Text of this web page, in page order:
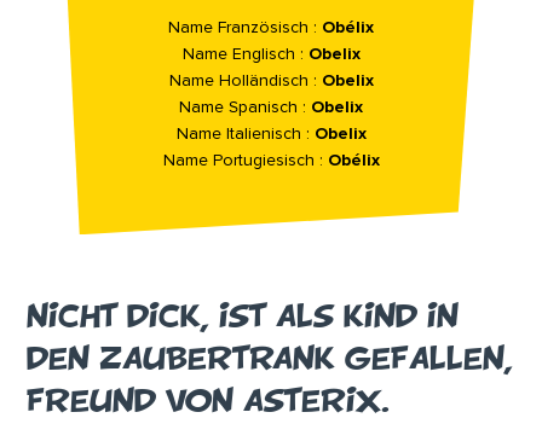
Name Französisch : Obélix
Name Englisch : Obelix
Name Holländisch : Obelix
Name Spanisch : Obelix
Name Italienisch : Obelix
Name Portugiesisch : Obélix
NICHT DICK, IST ALS KIND IN
DEN ZAUBERTRANK GEFALLEN,
FREUND VON ASTERIX.